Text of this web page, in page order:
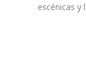
escénicas y